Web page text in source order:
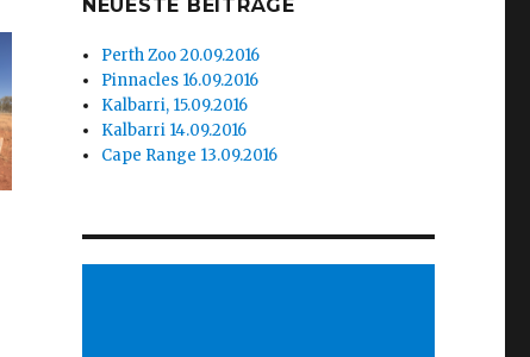
NEUESTE BEITRÄGE
Perth Zoo 20.09.2016
Pinnacles 16.09.2016
Kalbarri, 15.09.2016
Kalbarri 14.09.2016
Cape Range 13.09.2016